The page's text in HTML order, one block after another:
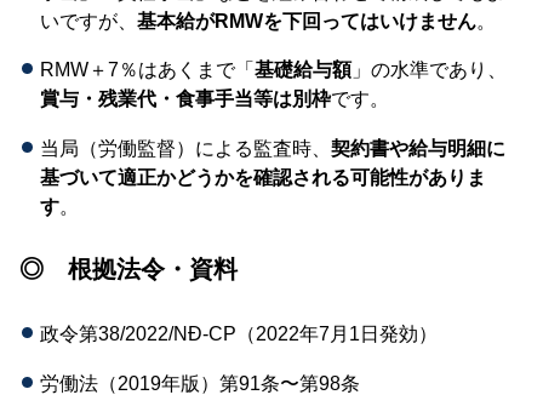
いですが、 基本給がRMWを下回ってはいけません。
RMW＋7％はあくまで「基礎給与額」の水準であり、
賞与・残業代・食事手当等は別枠です。
当局（労働監督）による監査時、 契約書や給与明細に
基づいて適正かどうかを確認される可能性がありま
す。
◎ 根拠法令・資料
政令第38/2022/NĐ-CP（2022年7月1日発効）
労働法（2019年版）第91条〜第98条